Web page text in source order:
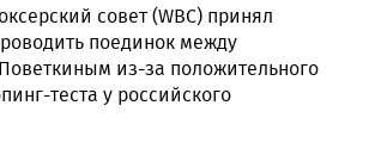
совет (WBC) принял
поединок между
из-за положительного
теста у российского